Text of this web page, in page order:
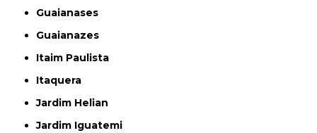
Guaianases
Guaianazes
Itaim Paulista
Itaquera
Jardim Helian
Jardim Iguatemi